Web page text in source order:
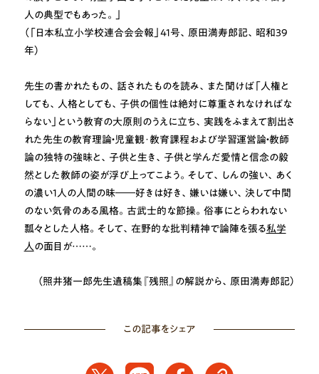
人の典型でもあった。」
（「日本私立小学校連合会会報」41号、原田満寿郎記、昭和39
年）
先生の書かれたもの、話されたものを読み、また聞けば「人権と
しても、人格としても、子供の個性は絶対に尊重されなければな
らない」という教育の大原則のうえに立ち、実践をふまえて割出さ
れた先生の教育理論・児童観･教育課程および学習運営論・教師
論の独特の強昧と、子供と生き、子供と学んだ愛情と信念の毅
然とした教師の姿が浮び上ってこよう。そして、しんの強い、あく
の濃い1人の人間の昧――好きは好き、嫌いは嫌い、決して中間
のない気骨のある風格。古武士的な節操。俗事にとらわれない
瓢々とした人格。そして、在野的な批判精神で論陣を張る私学
人 の面目が……。
（照井猪一郎先生遺稿集『残照』の解説から、原田満寿郎記）
この記事をシェア